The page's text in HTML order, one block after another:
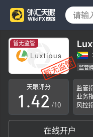
暂无监管
监管
天眼评分
0
1
2
.
0
1
2
3
4
5
0
1
2
3
/10
监管
业务
风控
在线开户